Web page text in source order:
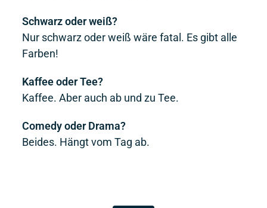
Schwarz oder weiß?
Nur schwarz oder weiß wäre fatal. Es gibt alle
Farben!
Kaffee oder Tee?
Kaffee. Aber auch ab und zu Tee.
Comedy oder Drama?
Beides. Hängt vom Tag ab.